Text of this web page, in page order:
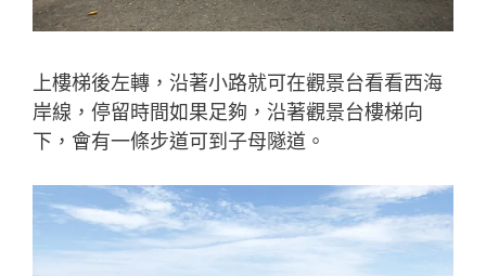
上樓梯後左轉，沿著小路就可在觀景台看看西海
岸線，停留時間如果足夠，沿著觀景台樓梯向
下，會有一條步道可到子母隧道。